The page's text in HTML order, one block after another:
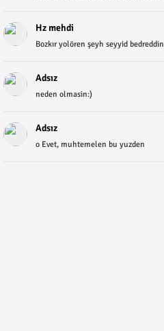
Hz mehdi
Bozkır yolören şeyh seyyid bedreddin
Adsız
neden olmasin:)
Adsız
o Evet, muhtemelen bu yuzden